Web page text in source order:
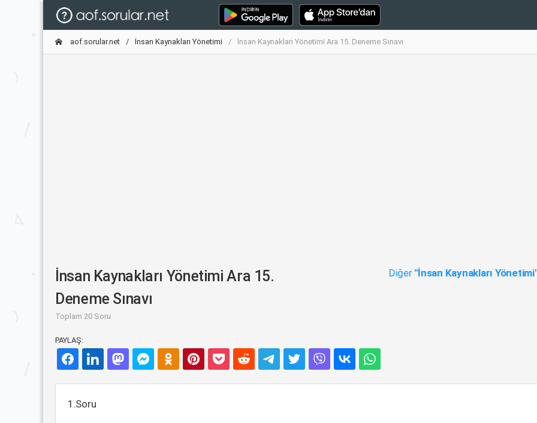
aof.sorular.net İnsan Kaynakları Yönetimi İnsan Kaynakları Yönetimi Ara 15. Deneme Sınavı
İnsan Kaynakları Yönetimi Ara 15.
Deneme Sınavı
Toplam 20 Soru
Diğer "İnsan Kaynakları
PAYLAŞ:
1.Soru